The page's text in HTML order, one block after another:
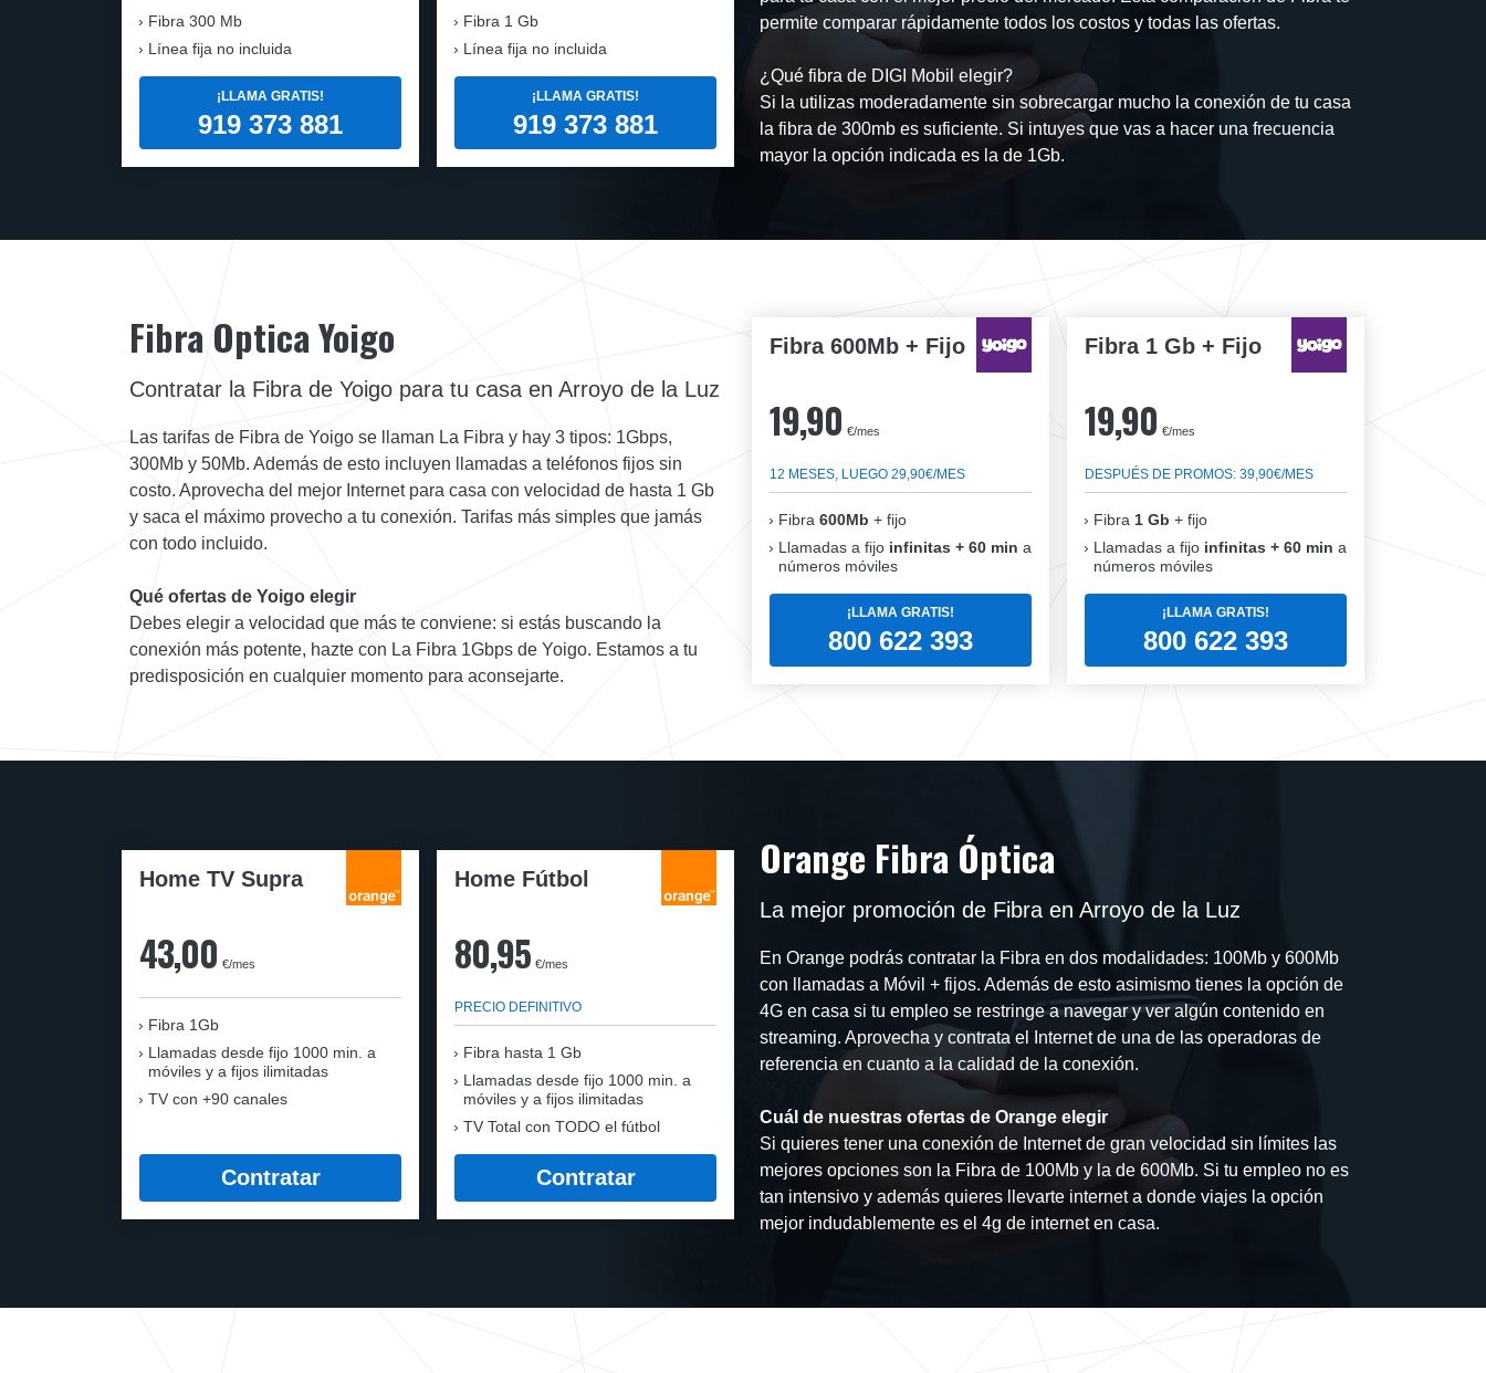
Fibra 300 Mb
Línea fija no incluida
¡LLAMA GRATIS!
919 373 881
Fibra 1 Gb
Línea fija no incluida
¡LLAMA GRATIS!
919 373 881
permite comparar rápidamente todos los costos y todas las ofertas.
¿Qué fibra de DIGI Mobil elegir?
Si la utilizas moderadamente sin sobrecargar mucho la conexión de tu casa
la fibra de 300mb es suficiente. Si intuyes que vas a hacer una frecuencia
mayor la opción indicada es la de 1Gb.
Fibra 600Mb + Fijo
19,90 €/mes
12 MESES, LUEGO 29,90€/MES
Fibra 600Mb + fijo
Llamadas a fijo infinitas + 60 min a
números móviles
¡LLAMA GRATIS!
800 622 393
Fibra 1 Gb + Fijo
19,90 €/mes
DESPUÉS DE PROMOS: 39,90€/MES
Fibra 1 Gb + fijo
Llamadas a fijo infinitas + 60 min a
números móviles
¡LLAMA GRATIS!
800 622 393
Fibra Optica Yoigo
Contratar la Fibra de Yoigo para tu casa en Arroyo de la Luz
Las tarifas de Fibra de Yoigo se llaman La Fibra y hay 3 tipos: 1Gbps,
300Mb y 50Mb. Además de esto incluyen llamadas a teléfonos fijos sin
costo. Aprovecha del mejor Internet para casa con velocidad de hasta 1 Gb
y saca el máximo provecho a tu conexión. Tarifas más simples que jamás
con todo incluido.
Qué ofertas de Yoigo elegir
Debes elegir a velocidad que más te conviene: si estás buscando la
conexión más potente, hazte con La Fibra 1Gbps de Yoigo. Estamos a tu
predisposición en cualquier momento para aconsejarte.
Home TV Supra
43,00 €/mes
Fibra 1Gb
Llamadas desde fijo 1000 min. a
móviles y a fijos ilimitadas
TV con +90 canales
Contratar
Home Fútbol
80,95 €/mes
PRECIO DEFINITIVO
Fibra hasta 1 Gb
Llamadas desde fijo 1000 min. a
móviles y a fijos ilimitadas
TV Total con TODO el fútbol
Contratar
Orange Fibra Óptica
La mejor promoción de Fibra en Arroyo de la Luz
En Orange podrás contratar la Fibra en dos modalidades: 100Mb y 600Mb
con llamadas a Móvil + fijos. Además de esto asimismo tienes la opción de
4G en casa si tu empleo se restringe a navegar y ver algún contenido en
streaming. Aprovecha y contrata el Internet de una de las operadoras de
referencia en cuanto a la calidad de la conexión.
Cuál de nuestras ofertas de Orange elegir
Si quieres tener una conexión de Internet de gran velocidad sin límites las
mejores opciones son la Fibra de 100Mb y la de 600Mb. Si tu empleo no es
tan intensivo y además quieres llevarte internet a donde viajes la opción
mejor indudablemente es el 4g de internet en casa.